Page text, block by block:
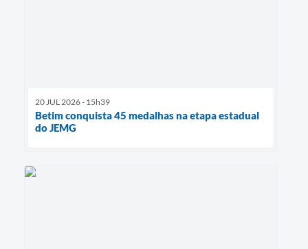
20 JUL 2026 - 15h39
Betim conquista 45 medalhas na etapa estadual
do JEMG